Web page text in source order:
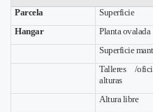
Parcela
Superficie
Hangar Planta ovalada
Superficie
Talleres /
alturas
Altura libre